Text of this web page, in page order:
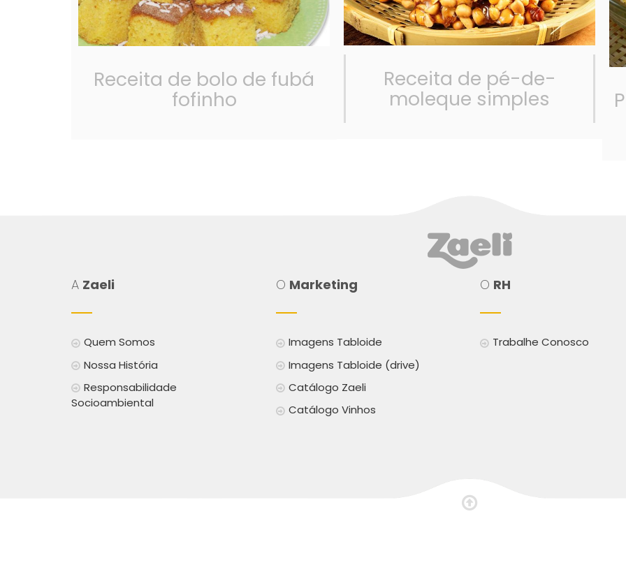
Receita de bolo de fubá
fofinho
Receita de pé-de-
moleque simples
A Zaeli
Quem Somos
Nossa História
Responsabilidade
Socioambiental
O Marketing
Imagens Tabloide
Imagens Tabloide (drive)
Catálogo Zaeli
Catálogo Vinhos
O RH
Trabalhe Conosco